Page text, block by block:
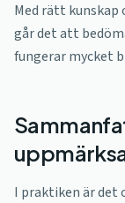
Med rätt
går det att
fungerar mycket
I praktiken är det